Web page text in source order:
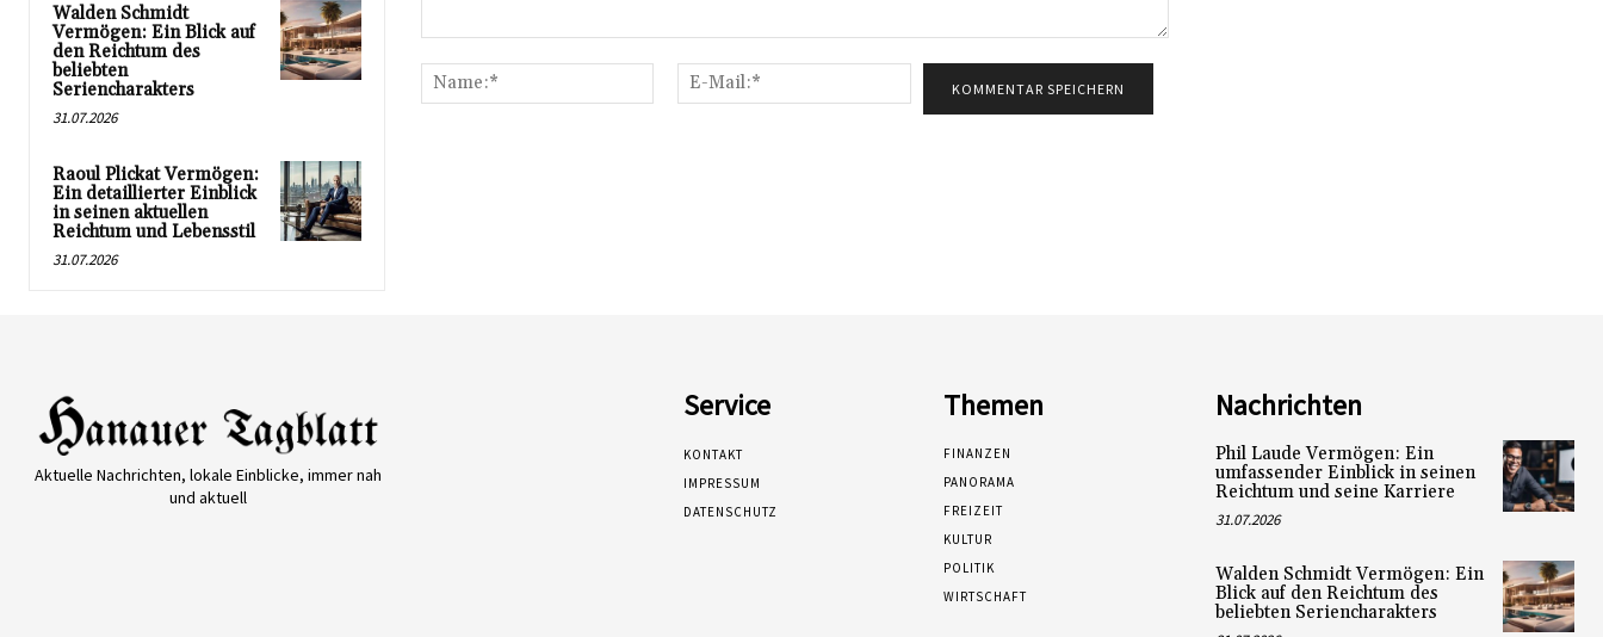
Walden Schmidt
Vermögen: Ein Blick auf
den Reichtum des
beliebten
Seriencharakters
31.07.2026
Raoul Plickat Vermögen:
Ein detaillierter Einblick
in seinen aktuellen
Reichtum und Lebensstil
31.07.2026
Name:*
Mail:*
Aktuelle Nachrichten, lokale Einblicke, immer nah
und aktuell
Service
KONTAKT
IMPRESSUM
DATENSCHUTZ
Themen
FINANZEN
PANORAMA
FREIZEIT
KULTUR
POLITIK
WIRTSCHAFT
Nachrichten
Phil Laude Vermögen: Ein
umfassender Einblick in seinen
Reichtum und seine Karriere
31.07.2026
Walden Schmidt Vermögen: Ein
Blick auf den Reichtum des
beliebten Seriencharakters